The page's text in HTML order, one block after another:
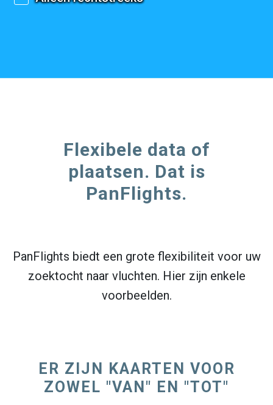
Flexibele data of
plaatsen. Dat is
PanFlights.
PanFlights biedt een grote flexibiliteit voor uw
zoektocht naar vluchten. Hier zijn enkele
voorbeelden.
ER ZIJN KAARTEN VOOR
ZOWEL "VAN" EN "TOT"